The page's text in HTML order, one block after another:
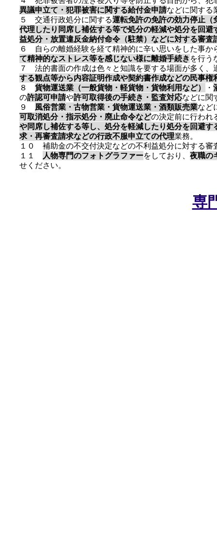
異議申立て・犯罪被害に関する給付金申請などに関する
５ 交通行政処分に関する運転免許の免許の効力停止（
代理したり同席し補佐する等で処分の軽減や処分を回避
益処分・放置違反金納付命令（駐禁）などに対する審査
６ 自らの離婚経験を経て精神的に辛い思いをした事
て精神的なストレス等を感じない様に離婚手続き を行う
７ 法的書面の作成は色々と知識を要する場面が多く、
する観点等から内容証明作成や契約書作成などの民事権
８ 貨物運送業 ​（一般貨物・軽貨物・貨物利用など） ・
の許認可申請や許可取得後の手続き・監査対応などに関
９ 風俗営業・古物営業・貨物運送業・酒類販売業など
可取消処分・指示処分・廃止命令などの決定前に行われ
や同席し補佐する等し、処分を軽減したり処分を回避す
求・再審査請求などの行政不服申立ての代理業務。
１０ 補助金の不交付決定などの不利益処分に対する
​１１
人物専門のフォトグラファーをしており、 夜職の
せください。
専